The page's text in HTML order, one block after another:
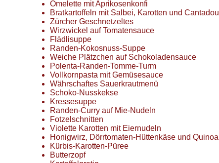
Omelette mit Aprikosenkonfi
Bratkartoffeln mit Salbei, Karotten und Cantadou
Zürcher Geschnetzeltes
Wirzwickel auf Tomatensauce
Flädlisuppe
Randen-Kokosnuss-Suppe
Weiche Plätzchen auf Schokoladensauce
Polenta-Randen-Tomme-Turm
Vollkornpasta mit Gemüsesauce
Währschaftes Sauerkrautmenü
Schoko-Nusskekse
Kressesuppe
Randen-Curry auf Mie-Nudeln
Fotzelschnitten
Violette Karotten mit Eiernudeln
Honigwirz, Dörrtomaten-Hüttenkäse und Quinoa
Kürbis-Karotten-Püree
Butterzopf